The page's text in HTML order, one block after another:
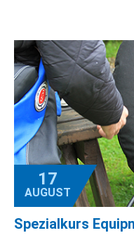
17
AUGUST
Spezialkurs